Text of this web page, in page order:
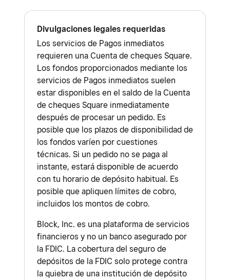
Divulgaciones legales requeridas
Los servicios de Pagos inmediatos
requieren una Cuenta de cheques Square.
Los fondos proporcionados mediante los
servicios de Pagos inmediatos suelen
estar disponibles en el saldo de la Cuenta
de cheques Square inmediatamente
después de procesar un pedido. Es
posible que los plazos de disponibilidad de
los fondos varíen por cuestiones
técnicas. Si un pedido no se paga al
instante, estará disponible de acuerdo
con tu horario de depósito habitual. Es
posible que apliquen límites de cobro,
incluidos los montos de cobro.
Block, Inc. es una plataforma de servicios
financieros y no un banco asegurado por
la FDIC. La cobertura del seguro de
depósitos de la FDIC solo protege contra
la quiebra de una institución de depósito